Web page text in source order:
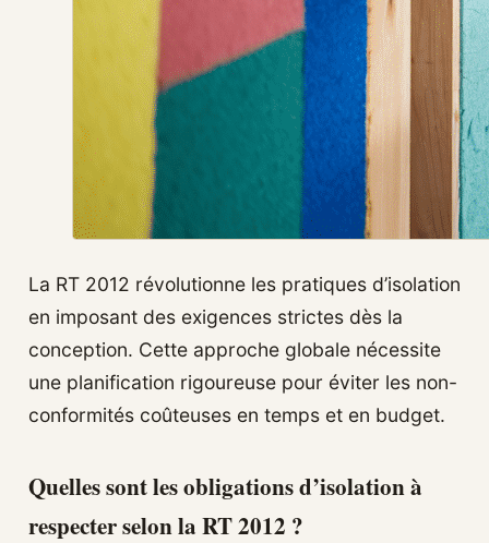
La RT 2012 révolutionne les pratiques d’isolation
en imposant des exigences strictes dès la
conception. Cette approche globale nécessite
une planification rigoureuse pour éviter les non-
conformités coûteuses en temps et en budget.
Quelles sont les obligations d’isolation à
respecter selon la RT 2012 ?